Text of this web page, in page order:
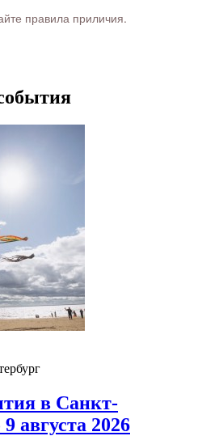
правила приличия.
в Санкт-
августа 2026